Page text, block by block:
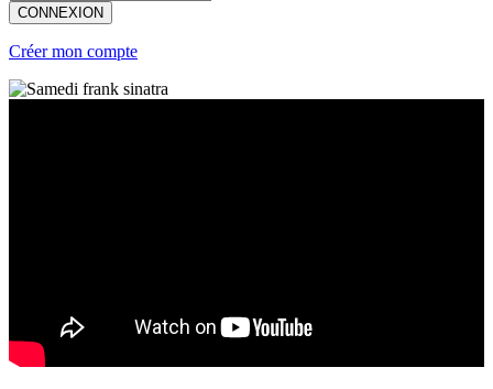
CONNEXION
Créer mon compte